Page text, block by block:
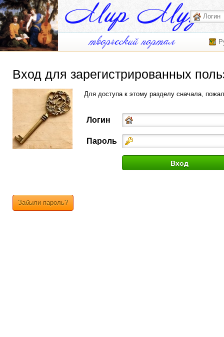
Вход для зарегистрированных
Для доступа к этому разделу сначала,
Логин
Пароль
Забыли пароль?